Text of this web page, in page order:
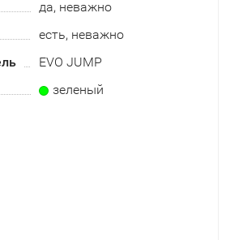
да, неважно
есть, неважно
EVO JUMP
зеленый